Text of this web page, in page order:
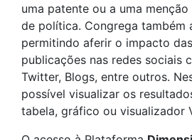
uma patente ou a uma
de política. Congrega também
permitindo aferir o impacto
publicações nas redes sociais
Twitter, Blogs, entre outros.
possível visualizar os
tabela, gráfico ou visualizador